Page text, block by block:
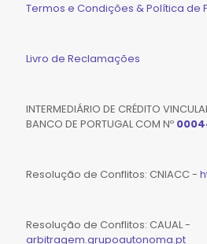
Termos e Condições & Política de
Livro de Reclamações
INTERMEDIÁRIO DE CRÉDITO
BANCO DE PORTUGAL COM Nº
Resolução de Conflitos: CNIACC -
Resolução de Conflitos: CAUAL -
arbitragem.grupoautonoma.pt